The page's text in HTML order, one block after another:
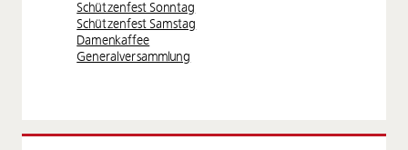
Schützenfest Sonntag
Schützenfest Samstag
Damenkaffee
Generalversammlung